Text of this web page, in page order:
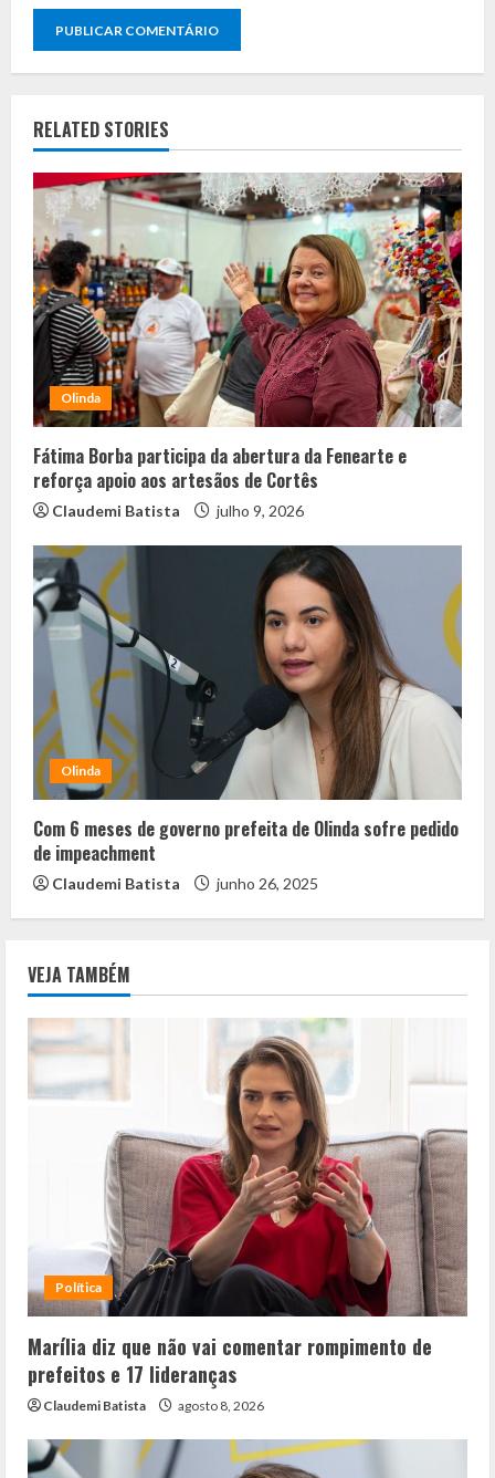
RELATED STORIES
Olinda
Fátima Borba participa da abertura da Fenearte e
reforça apoio aos artesãos de Cortês
Claudemi Batista julho 9, 2026
Olinda
Com 6 meses de governo prefeita de Olinda sofre pedido
de impeachment
Claudemi Batista junho 26, 2025
VEJA TAMBÉM
Política
Marília diz que não vai comentar rompimento de
prefeitos e 17 lideranças
Claudemi Batista agosto 8, 2026